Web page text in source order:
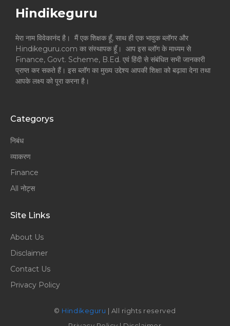
Hindikeguru
मेरा नाम विवेकानंद है। मैं एक शिक्षक हूँ, साथ ही एक भावुक ब्लॉगर और
Hindikeguru.com का संस्थापक हूँ। आप इस ब्लॉग के माध्यम से
Finance, Govt. Scheme, B.Ed. एवं हिंदी से संबंधित सभी जानकारी
प्राप्त कर सकते हैं। इस ब्लॉग का मुख्य उद्देश्य आपकी शिक्षा को बढ़ावा देना तथा
आपके लक्ष्य को पूरा करना है।
Categorys
निबंध
व्याकरण
Finance
All नोट्स
Site Links
About Us
Disclaimer
Contact Us
Privacy Policy
© Hindikeguru | All rights reserved